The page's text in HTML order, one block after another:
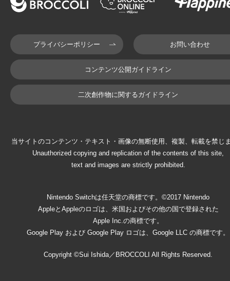
プライバシーポリシー お問い合わせ
コンテンツ公開ガイドライン
二次創作物に関するガイドライン
当サイトのコンテンツ・テキスト・画像の無断使用、複製、転載を禁じ
Unauthorized copying and replication of the contents of this site,
text and images are strictly prohibited.
Nintendo Switchは任天堂の商標です。©2017 Nintendo
AppleとAppleのロゴは、米国およびその他の国で登録された
Apple Inc.の商標です。
Google Play および Google Play ロゴは、Google LLC の商標です。
Copyright ©Sui Ishida／BROCCOLI All Rights Reserved.